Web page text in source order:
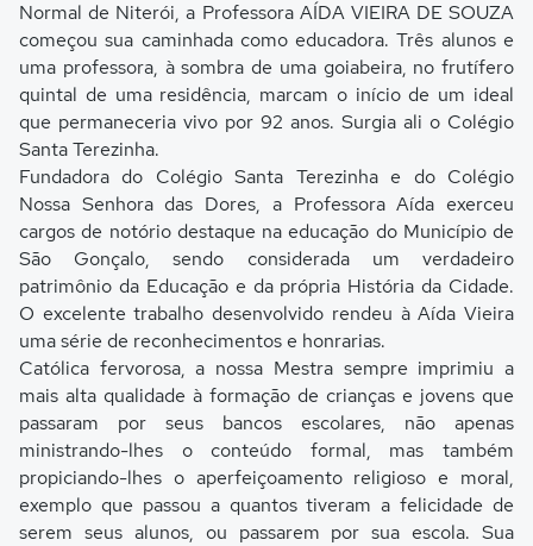
Normal de Niterói, a Professora AÍDA VIEIRA DE SOUZA
começou sua caminhada como educadora. Três alunos e
uma professora, à sombra de uma goiabeira, no frutífero
quintal de uma residência, marcam o início de um ideal
que permaneceria vivo por 92 anos. Surgia ali o Colégio
Santa Terezinha.
Fundadora do Colégio Santa Terezinha e do Colégio
Nossa Senhora das Dores, a Professora Aída exerceu
cargos de notório destaque na educação do Município de
São Gonçalo, sendo considerada um verdadeiro
patrimônio da Educação e da própria História da Cidade.
O excelente trabalho desenvolvido rendeu à Aída Vieira
uma série de reconhecimentos e honrarias.
Católica fervorosa, a nossa Mestra sempre imprimiu a
mais alta qualidade à formação de crianças e jovens que
passaram por seus bancos escolares, não apenas
ministrando-lhes o conteúdo formal, mas também
propiciando-lhes o aperfeiçoamento religioso e moral,
exemplo que passou a quantos tiveram a felicidade de
serem seus alunos, ou passarem por sua escola. Sua